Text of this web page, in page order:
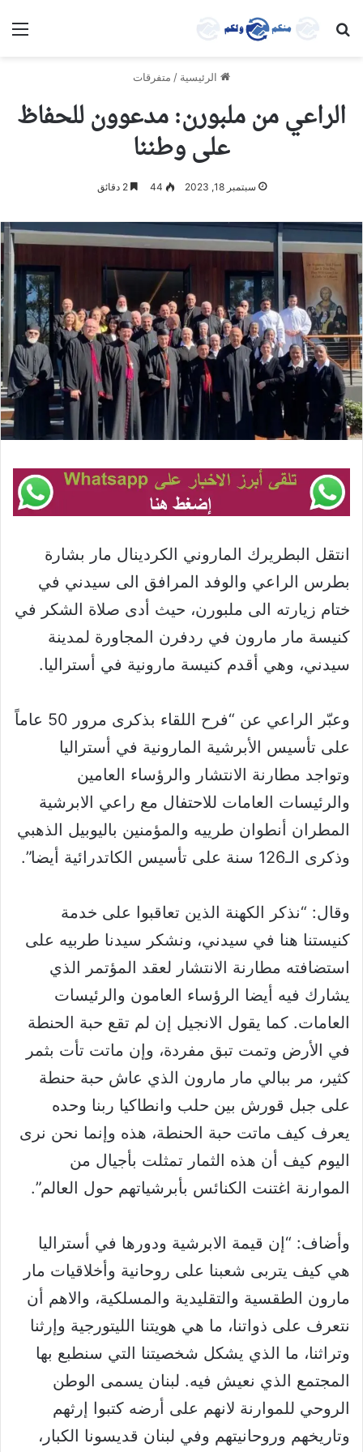
بحث عن
الرئيسية / متفرقات
الراعي من ملبورن: مدعوون للحفاظ
على وطننا
سبتمبر 18, 2023 44 2 دقائق
انتقل البطريرك الماروني الكردينال مار بشارة
بطرس الراعي والوفد المرافق الى سيدني في
ختام زيارته الى ملبورن، حيث أدى صلاة الشكر في
كنيسة مار مارون في ردفرن المجاورة لمدينة
سيدني، وهي أقدم كنيسة مارونية في أستراليا.
وعبّر الراعي عن “فرح اللقاء بذكرى مرور 50 عاماً
على تأسيس الأبرشية المارونية في أستراليا
وتواجد مطارنة الانتشار والرؤساء العامين
والرئيسات العامات للاحتفال مع راعي الابرشية
المطران أنطوان طرييه والمؤمنين باليوبيل الذهبي
وذكرى الـ126 سنة على تأسيس الكاتدرائية أيضا”.
وقال: “نذكر الكهنة الذين تعاقبوا على خدمة
كنيستنا هنا في سيدني، ونشكر سيدنا طربيه على
استضافته مطارنة الانتشار لعقد المؤتمر الذي
يشارك فيه أيضا الرؤساء العامون والرئيسات
العامات. كما يقول الانجيل إن لم تقع حبة الحنطة
في الأرض وتمت تبق مفردة، وإن ماتت تأت بثمر
كثير، مر ببالي مار مارون الذي عاش حبة حنطة
على جبل قورش بين حلب وانطاكيا ربنا وحده
يعرف كيف ماتت حبة الحنطة، هذه وإنما نحن نرى
اليوم كيف أن هذه الثمار تمثلت بأجيال من
الموارنة اغتنت الكنائس بأبرشياتهم حول العالم”.
وأضاف: “إن قيمة الابرشية ودورها في أستراليا
هي كيف يتربى شعبنا على روحانية وأخلاقيات مار
مارون الطقسية والتقليدية والمسلكية، والاهم أن
نتعرف على ذواتنا، ما هي هويتنا الليتورجية وإرثنا
وتراثنا، ما الذي يشكل شخصيتنا التي سنطبع بها
المجتمع الذي نعيش فيه. لبنان يسمى الوطن
الروحي للموارنة لانهم على أرضه كتبوا إرثهم
وتاريخهم وروحانيتهم وفي لبنان قديسونا الكبار،